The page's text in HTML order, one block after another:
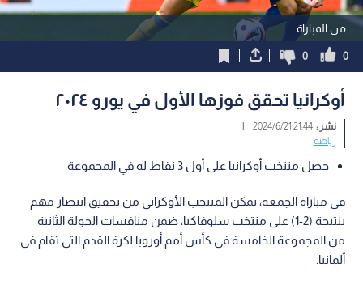
من المباراة
0
0
أوكرانيا تحقق فوزها الأول في يورو ٢٠٢٤
نشر :21:44 2024/6/21
|
رياضة
حصل منتخب أوكرانيا على أول 3 نقاط له في المجموعة
في مباراة الجمعة، تمكن المنتخب الأوكراني من تحقيق انتصار مهم
بنتيجة (2-1) على منتخب سلوفاكيا، ضمن منافسات الجولة الثانية
من المجموعة الخامسة في كأس أمم أوروبا لكرة القدم التي تقام في
ألمانيا.